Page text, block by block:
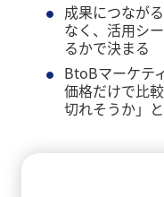
成果につなが
なく、活用シ
るかで決まる
BtoBマーケテ
価格だけで比
切れそうか」